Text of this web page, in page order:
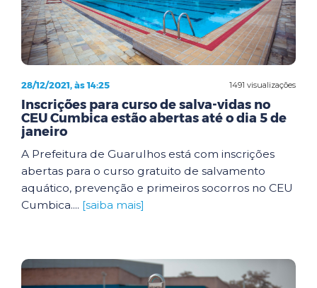
1491 visualizações
28/12/2021, às 14:25
Inscrições para curso de salva-vidas no
CEU Cumbica estão abertas até o dia 5 de
janeiro
A Prefeitura de Guarulhos está com inscrições
abertas para o curso gratuito de salvamento
aquático, prevenção e primeiros socorros no CEU
Cumbica.... [saiba mais]